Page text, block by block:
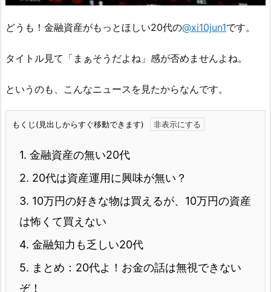
どうも！金融資産がもっとほしい20代の@xi10jun1です。
タイトル見て「まぁそうだよね」感が否めませんよね。
というのも、こんなニュースを見たからなんです。
もくじ(見出しからすぐ移動できます)
1. 金融資産の無い20代
2. 20代は資産運用に興味が無い？
3. 10万円の好きな物は買えるが、10万円の資産
は怖くて買えない
4. 金融知力も乏しい20代
5. まとめ：20代よ！お金の話は無視できない
ぞ！